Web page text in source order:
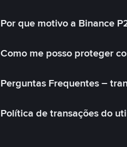
Por que motivo a Binance
Como me posso proteger
Perguntas Frequentes –
Política de transações do